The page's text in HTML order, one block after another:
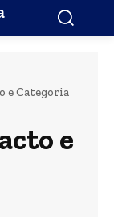
e Categoria
e